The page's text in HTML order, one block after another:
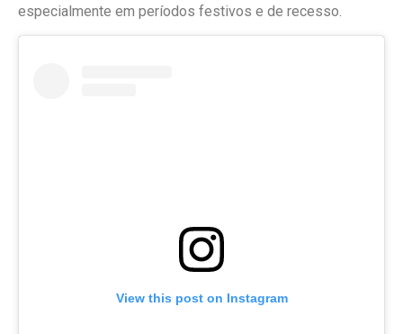
especialmente em períodos festivos e de recesso.
View this post on Instagram